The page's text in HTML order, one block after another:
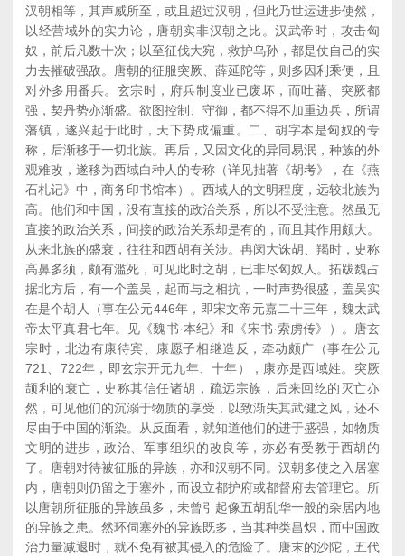
汉朝相等，其声威所至，或且超过汉朝，但此乃世运进步使然，
以经营域外的实力论，唐朝实非汉朝之比。汉武帝时，攻击匈
奴，前后凡数十次；以至征伐大宛，救护乌孙，都是仗自己的实
力去摧破强敌。唐朝的征服突厥、薛延陀等，则多因利乘便，且
对外多用番兵。玄宗时，府兵制度业已废坏，而吐蕃、突厥都
强，契丹势亦渐盛。欲图控制、守御，都不得不加重边兵，所谓
藩镇，遂兴起于此时，天下势成偏重。二、胡字本是匈奴的专
称，后渐移于一切北族。再后，又因文化的异同易泯，种族的外
观难改，遂移为西域白种人的专称（详见拙著《胡考》，在《燕
石札记》中，商务印书馆本）。西域人的文明程度，远较北族为
高。他们和中国，没有直接的政治关系，所以不受注意。然虽无
直接的政治关系，间接的政治关系却是有的，而且其作用颇大。
从来北族的盛衰，往往和西胡有关涉。冉闵大诛胡、羯时，史称
高鼻多须，颇有滥死，可见此时之胡，已非尽匈奴人。拓跋魏占
据北方后，有一个盖吴，起而与之相抗，一时声势很盛，盖吴实
在是个胡人（事在公元446年，即宋文帝元嘉二十三年，魏太武
帝太平真君七年。见《魏书·本纪》和《宋书·索虏传》）。唐玄
宗时，北边有康待宾、康愿子相继造反，牵动颇广（事在公元
721、722年，即玄宗开元九年、十年），康亦是西域姓。突厥
颉利的衰亡，史称其信任诸胡，疏远宗族，后来回纥的灭亡亦
然，可见他们的沉溺于物质的享受，以致渐失其武健之风，还不
尽由于中国的渐染。从反面看，就知道他们的进于盛强，如物质
文明的进步，政治、军事组织的改良等，亦必有受教于西胡的
了。唐朝对待被征服的异族，亦和汉朝不同。汉朝多使之入居塞
内，唐朝则仍留之于塞外，而设立都护府或都督府去管理它。所
以唐朝所征服的异族虽多，未曾引起像五胡乱华一般的杂居内地
的异族之患。然环伺塞外的异族既多，当其种类昌炽，而中国政
治力量减退时，就不免有被其侵入的危险了。唐末的沙陀，五代